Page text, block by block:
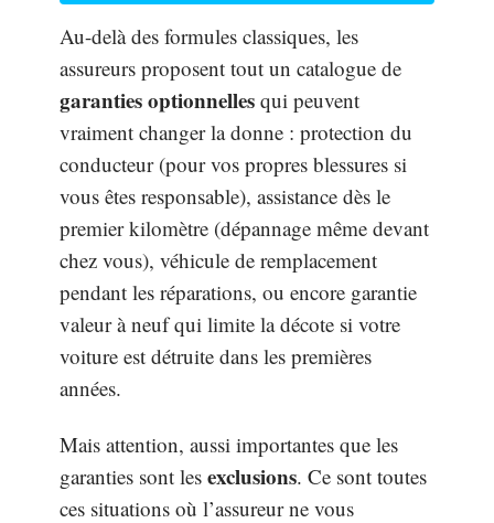
Au-delà des formules classiques, les
assureurs proposent tout un catalogue de
garanties optionnelles qui peuvent
vraiment changer la donne : protection du
conducteur (pour vos propres blessures si
vous êtes responsable), assistance dès le
premier kilomètre (dépannage même devant
chez vous), véhicule de remplacement
pendant les réparations, ou encore garantie
valeur à neuf qui limite la décote si votre
voiture est détruite dans les premières
années.
Mais attention, aussi importantes que les
garanties sont les exclusions. Ce sont toutes
ces situations où l’assureur ne vous